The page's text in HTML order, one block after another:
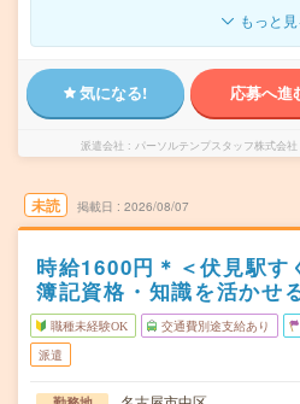
もっと
気になる! 応募へ進
派遣会社 パーソルテンプスタッフ株式会
未読 掲載日 2026/08/07
時給1600円＊＜伏見駅す
簿記資格・知識を活かせ
職種未経験OK 交通費別途支給あり
派遣